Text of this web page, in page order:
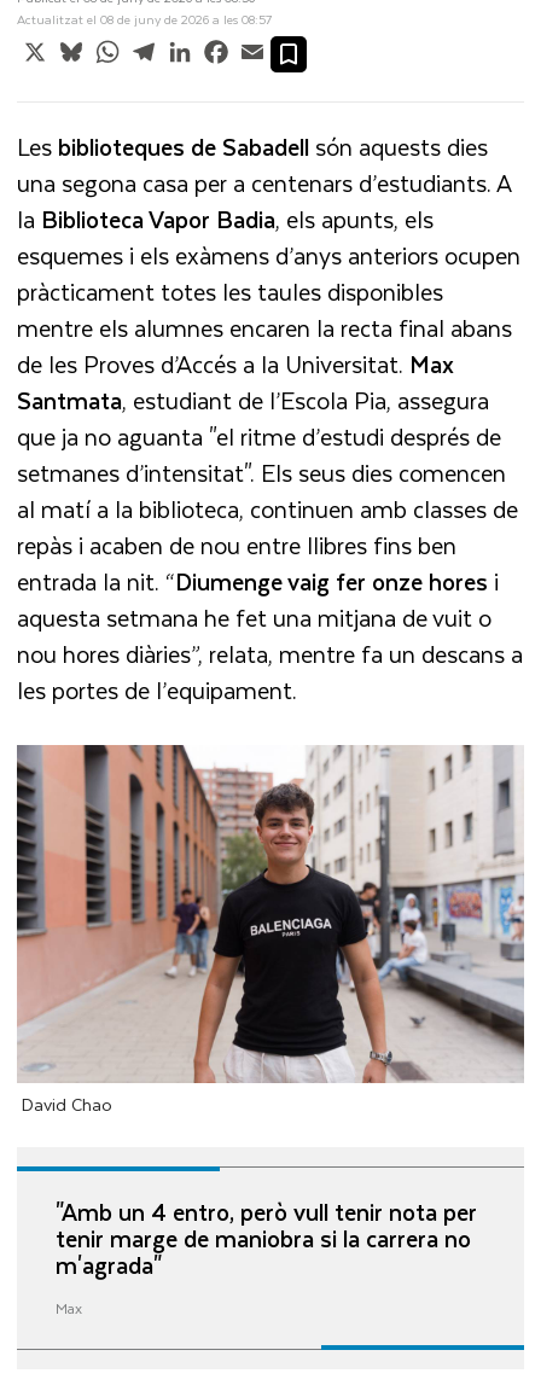
Actualitzat el 08 de juny de 2026 a les 08:57
X BlueskyWhatsApp
TelegramLinkedInFacebook
Email
Lesbiblioteques de Sabadellsón aquests dies
una segona casa per a centenars d’estudiants. A
la Biblioteca Vapor Badia, els apunts, els
esquemes i els exàmens d’anys anteriors ocupen
pràcticament totes les taules disponibles
mentre els alumnes encaren la recta final abans
de les Proves d’Accés a la Universitat. Max
Santmata, estudiant de l’Escola Pia, assegura
que ja no aguanta "el ritme d’estudi després de
setmanes d’intensitat". Els seus dies comencen
al matí a la biblioteca, continuen amb classes de
repàs i acaben de nou entre llibres fins ben
entrada la nit. “Diumenge vaig fer onze hores i
aquesta setmana he fet una mitjana de vuit o
nou hores diàries”, relata, mentre fa un descans a
les portes de l’equipament.
David Chao
"Amb un 4 entro, però vull tenir nota per
tenir marge de maniobra si la carrera no
m'agrada"
Max